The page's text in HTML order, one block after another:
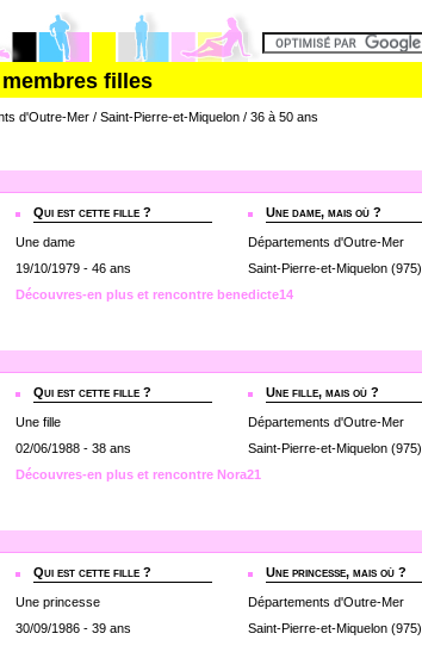
filles
d'Outre-Mer / Saint-Pierre-et-Miquelon / 36 à 50 ans
Qui est cette fille ?
Une dame
19/10/1979 - 46 ans
Une dame, mais où ?
Départements d'Outre-Mer
Saint-Pierre-et-Miquelon (975)
Découvres-en plus et rencontre benedicte14
Qui est cette fille ?
Une fille
02/06/1988 - 38 ans
Une fille, mais où ?
Départements d'Outre-Mer
Saint-Pierre-et-Miquelon (975)
Découvres-en plus et rencontre Nora21
Qui est cette fille ?
Une princesse
30/09/1986 - 39 ans
Une princesse, mais où ?
Départements d'Outre-Mer
Saint-Pierre-et-Miquelon (975)